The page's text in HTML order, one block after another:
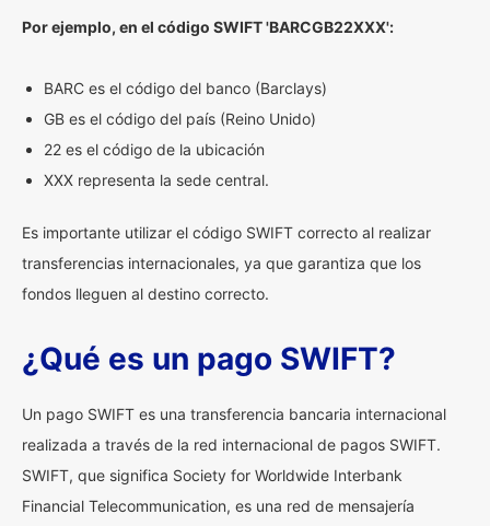
Por ejemplo, en el código SWIFT 'BARCGB22XXX':
BARC es el código del banco (Barclays)
GB es el código del país (Reino Unido)
22 es el código de la ubicación
XXX representa la sede central.
Es importante utilizar el código SWIFT correcto al realizar
transferencias internacionales, ya que garantiza que los
fondos lleguen al destino correcto.
¿Qué es un pago SWIFT?
Un pago SWIFT es una transferencia bancaria internacional
realizada a través de la red internacional de pagos SWIFT.
SWIFT, que significa Society for Worldwide Interbank
Financial Telecommunication, es una red de mensajería